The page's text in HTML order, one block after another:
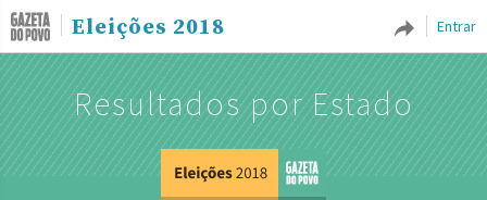
Entrar
Eleições 2018
Resultados por Estado